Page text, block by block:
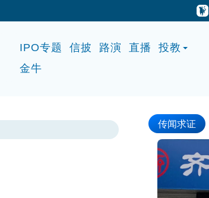
IPO专题 信披 路演 直播
投教
金牛
传闻求证